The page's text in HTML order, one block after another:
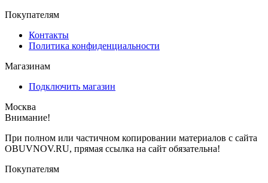
Покупателям
Контакты
Политика конфиденциальности
Магазинам
Подключить магазин
Москва
Внимание!
При полном или частичном копировании материалов с сайта
OBUVNOV.RU, прямая ссылка на сайт обязательна!
Покупателям